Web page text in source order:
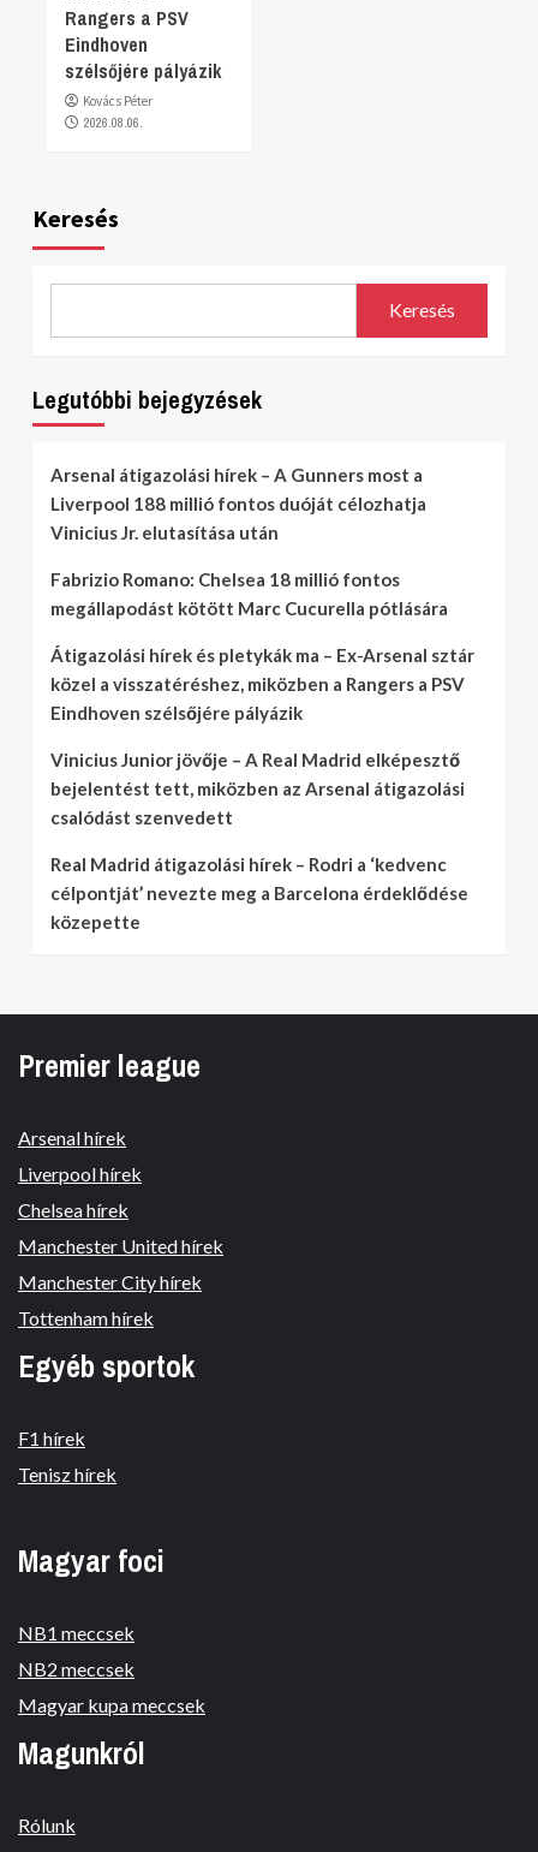
Rangers a PSV
Eindhoven
szélsőjére pályázik
Kovács Péter
2026.08.06.
Keresés
Keresés
Legutóbbi bejegyzések
Arsenal átigazolási hírek – A Gunners most a
Liverpool 188 millió fontos duóját célozhatja
Vinicius Jr. elutasítása után
Fabrizio Romano: Chelsea 18 millió fontos
megállapodást kötött Marc Cucurella pótlására
Átigazolási hírek és pletykák ma – Ex-Arsenal sztár
közel a visszatéréshez, miközben a Rangers a PSV
Eindhoven szélsőjére pályázik
Vinicius Junior jövője – A Real Madrid elképesztő
bejelentést tett, miközben az Arsenal átigazolási
csalódást szenvedett
Real Madrid átigazolási hírek – Rodri a ‘kedvenc
célpontját’ nevezte meg a Barcelona érdeklődése
közepette
Premier league
Arsenal hírek
Liverpool hírek
Chelsea hírek
Manchester United hírek
Manchester City hírek
Tottenham hírek
Egyéb sportok
F1 hírek
Tenisz hírek
Magyar foci
NB1 meccsek
NB2 meccsek
Magyar kupa meccsek
Magunkról
Rólunk